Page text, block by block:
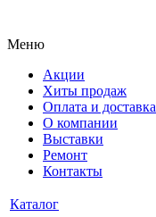
Меню
Акции
Хиты продаж
Оплата и доставка
О компании
Выставки
Ремонт
Контакты
Каталог